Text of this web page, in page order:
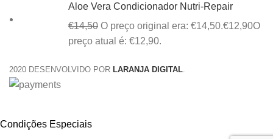
Aloe Vera Condicionador Nutri-Repair
€14,50 O preço original era: €14,50.€12,90O
preço atual é: €12,90.
2020 DESENVOLVIDO POR LARANJA DIGITAL
Condições Especiais